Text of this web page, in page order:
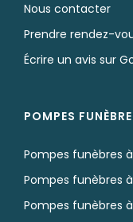
Nous contacter
Prendre rendez-
Écrire un avis sur
POMPES
Pompes funèbres
Pompes funèbres
Pompes funèbres